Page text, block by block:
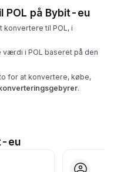
POL på Bybit-eu
konvertere til POL, i
i POL baseret på den
for at konvertere, købe,
.
eu